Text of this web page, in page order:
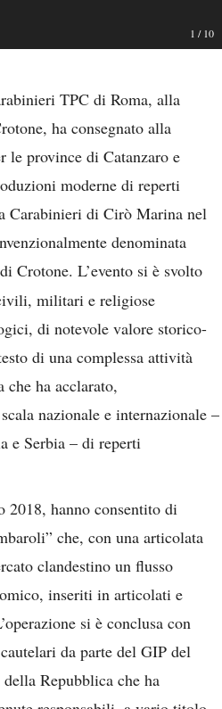
1 /10
TPC di Roma, alla
ha consegnato alla
le province di Catanzaro e
moderne di reperti
Carabinieri di Cirò Marina nel
denominata
Crotone. L’evento si è svolto
militari e religiose
di notevole valore storico-
di una complessa attività
ha acclarato,
nazionale e internazionale –
e Serbia – di reperti
2018, hanno consentito di
che, con una articolata
clandestino un flusso
inseriti in articolati e
si è conclusa con
da parte del GIP del
Repubblica che ha